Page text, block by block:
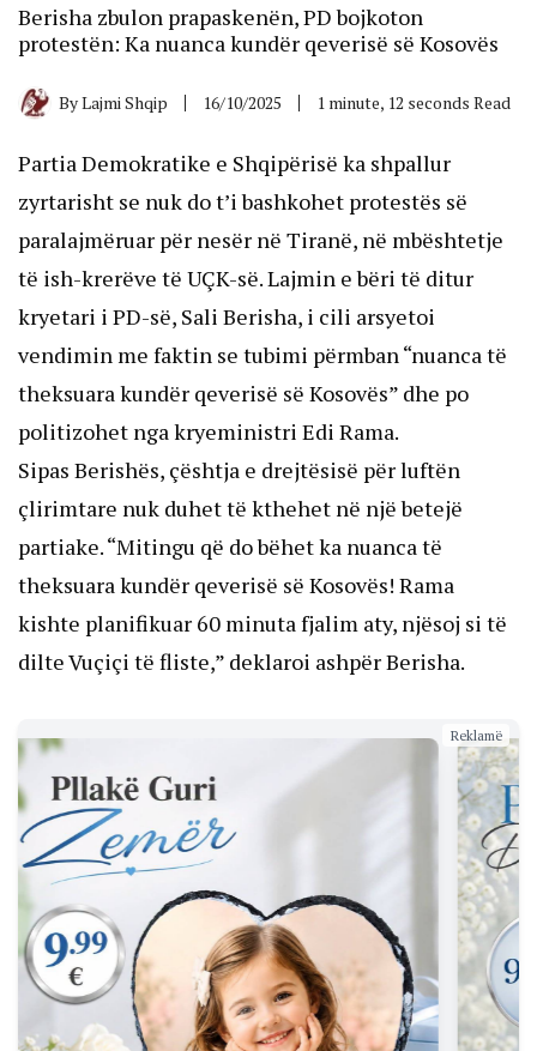
Berisha zbulon prapaskenën, PD bojkoton
protestën: Ka nuanca kundër qeverisë së Kosovës
ByLajmi Shqip 16/10/2025 1 minute, 12 seconds Read
Partia Demokratike e Shqipërisë ka shpallur
zyrtarisht se nuk do t’i bashkohet protestës së
paralajmëruar për nesër në Tiranë, në mbështetje
të ish-krerëve të UÇK-së. Lajmin e bëri të ditur
kryetari i PD-së, Sali Berisha, i cili arsyetoi
vendimin me faktin se tubimi përmban “nuanca të
theksuara kundër qeverisë së Kosovës” dhe po
politizohet nga kryeministri Edi Rama.
Sipas Berishës, çështja e drejtësisë për luftën
çlirimtare nuk duhet të kthehet në një betejë
partiake. “Mitingu që do bëhet ka nuanca të
theksuara kundër qeverisë së Kosovës! Rama
kishte planifikuar 60 minuta fjalim aty, njësoj si të
dilte Vuçiçi të fliste,” deklaroi ashpër Berisha.
Reklamë